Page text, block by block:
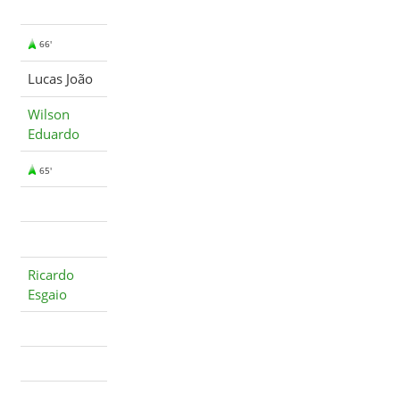
66'
Lucas João
Wilson
Eduardo
65'
Ricardo
Esgaio